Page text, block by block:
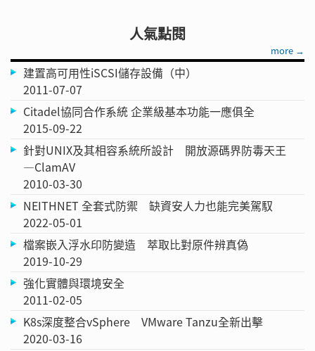
人氣點閱
more →
建置高可用性iSCSI儲存設備（中）
2011-07-07
Citadel協同合作系統 企業級基本功能一應俱全
2015-09-22
針對UNIX及其相容系統所設計 開放源碼界防毒天王
—ClamAV
2010-03-30
NEITHNET 全套式防禦 缺資安人力也能完美駕馭
2022-05-01
檔案嵌入浮水印防變造 萃取比對原件辨真偽
2019-10-29
強化實體與環境安全
2011-02-05
K8s深度整合vSphere VMware Tanzu全新出擊
2020-03-16